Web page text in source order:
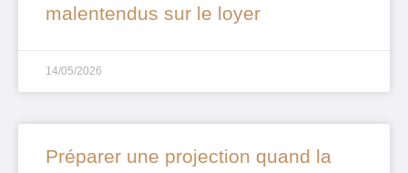
malentendus sur le loyer
14/05/2026
Préparer une projection quand la